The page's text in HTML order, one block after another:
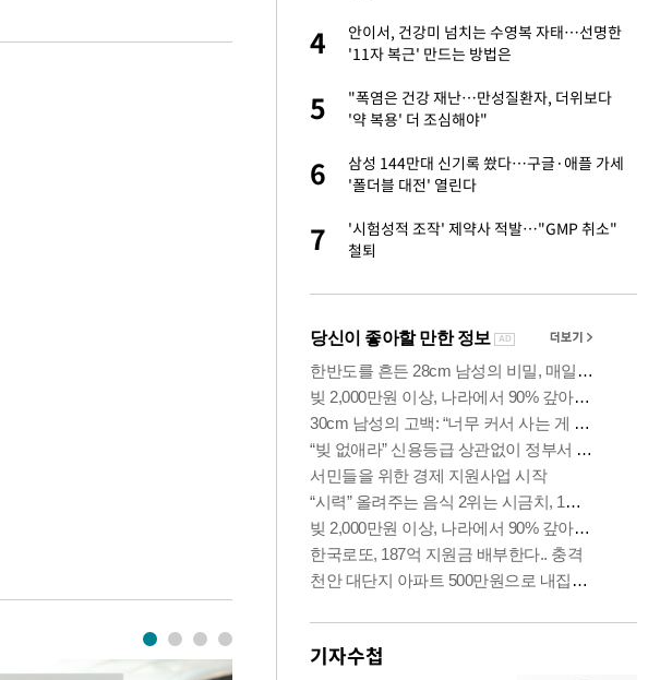
4
안이서, 건강미 넘치는 수영복 자태…선명한
'11자 복근' 만드는 방법은
5
"폭염은 건강 재난…만성질환자, 더위보다
'약 복용' 더 조심해야"
6
삼성 144만대 신기록 쐈다…구글·애플 가세
'폴더블 대전' 열린다
7
'시험성적 조작' 제약사 적발…"GMP 취소"
철퇴
기자수첩